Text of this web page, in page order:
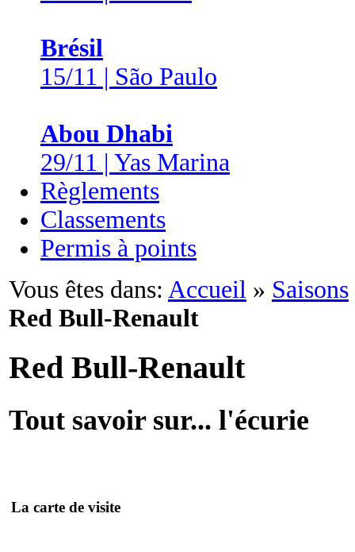
Brésil
15/11 | São Paulo
Abou Dhabi
29/11 | Yas Marina
Règlements
Classements
Permis à points
Vous êtes dans: Accueil » Saisons
Red Bull-Renault
Red Bull-Renault
Tout savoir sur... l'écurie
La carte de visite